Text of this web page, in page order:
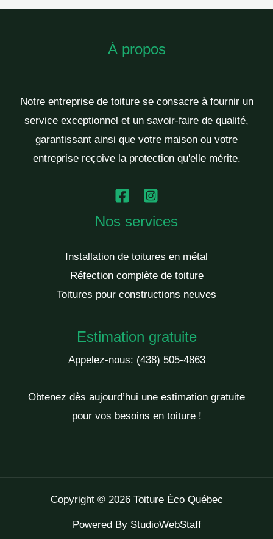
À propos
Notre entreprise de toiture se consacre à fournir un
service exceptionnel et un savoir-faire de qualité,
garantissant ainsi que votre maison ou votre
entreprise reçoive la protection qu'elle mérite.
Nos services
Installation de toitures en métal
Réfection complète de toiture
Toitures pour constructions neuves
Estimation gratuite
Appelez-nous: (438) 505-4863
Obtenez dès aujourd’hui une estimation gratuite
pour vos besoins en toiture !
Copyright © 2026 Toiture Éco Québec
Powered By StudioWebStaff